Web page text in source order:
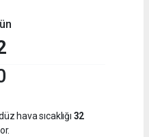
hava sıcaklığı 32